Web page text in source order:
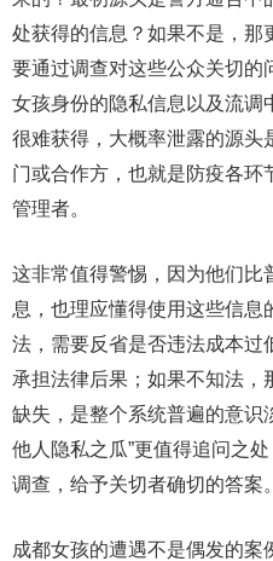
处获得的信息？如果不是，那
要通过调查对这些公众关切的
女孩身份的隐私信息以及流调
很难获得，大概率泄露的源头
门或合作方，也就是防疫各环
管理者。
这非常值得警惕，因为他们比
息，也理应懂得使用这些信息
法，需要反省是否违法成本过
承担法律后果；如果不知法
缺失，是整个系统普遍的意识
他人隐私之瓜”更值得追问之
调查，给予关切者确切的答案。
成都女孩的遭遇不是偶发的